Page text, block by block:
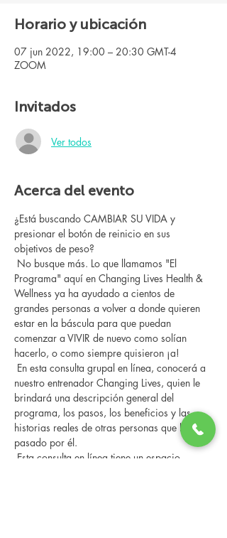
Horario y ubicación
07 jun 2022, 19:00 – 20:30 GMT-4
ZOOM
Invitados
Ver todos
Acerca del evento
¿Está buscando CAMBIAR SU VIDA y
presionar el botón de reinicio en sus
objetivos de peso?
Programa" aquí en Changing Lives Health &
Wellness ya ha ayudado a cientos de
grandes personas a volver a donde quieren
estar en la báscula para que puedan
comenzar a VIVIR de nuevo como solían
hacerlo, o como siempre quisieron ¡a!
nuestro entrenador Changing Lives, quien le
brindará una descripción general del
programa, los pasos, los beneficios y las
historias reales de otras personas que han
pasado por él.